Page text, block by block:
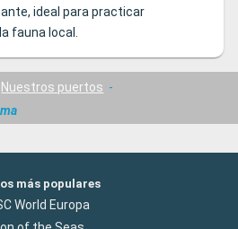
ideal para practicar
fauna local.
Nuestros puertos
más populares
World Europa